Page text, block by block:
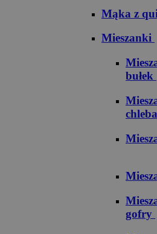
Mąka z
Mieszanki
bułek
chleba
gofry